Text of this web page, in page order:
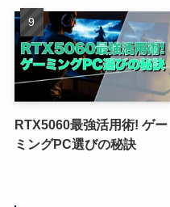
RTX5060最強活用術! ゲー
ミングPC選びの秘訣